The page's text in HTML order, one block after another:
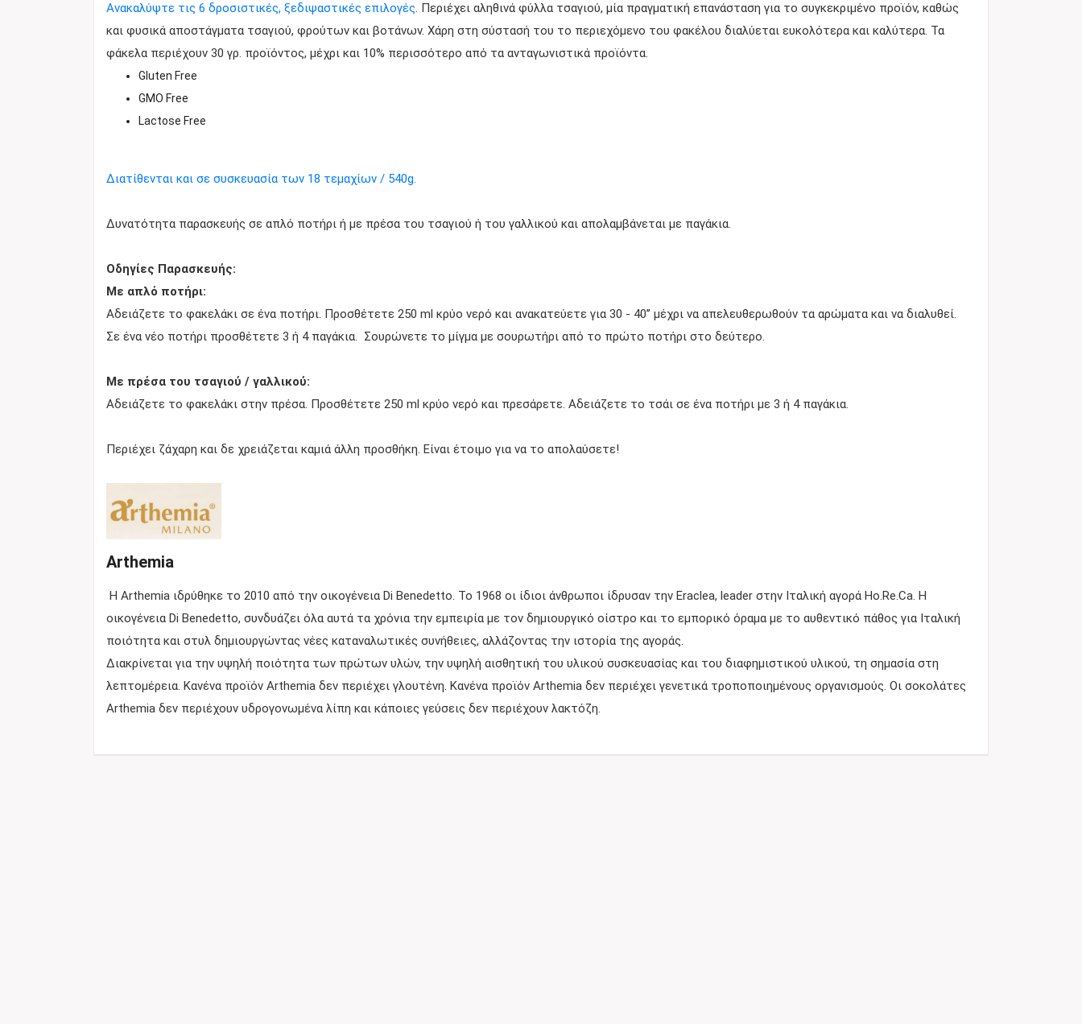
Ανακαλύψτε τις 6 δροσιστικές, ξεδιψαστικές επιλογές. Περιέχει αληθινά φύλλα τσαγιού, μία πραγματική επανάσταση για το συγκεκριμένο προϊόν, καθώς
και φυσικά αποστάγματα τσαγιού, φρούτων και βοτάνων. Χάρη στη σύστασή του το περιεχόμενο του φακέλου διαλύεται ευκολότερα και καλύτερα. Τα
φάκελα περιέχουν 30 γρ. προϊόντος, μέχρι και 10% περισσότερο από τα ανταγωνιστικά προϊόντα.
Gluten Free
GMO Free
Lactose Free
Διατίθενται και σε συσκευασία των 18 τεμαχίων / 540g.
Δυνατότητα παρασκευής σε απλό ποτήρι ή με πρέσα του τσαγιού ή του γαλλικού και απολαμβάνεται με παγάκια.
Οδηγίες Παρασκευής:
Με απλό ποτήρι:
Αδειάζετε το φακελάκι σε ένα ποτήρι. Προσθέτετε 250 ml κρύο νερό και ανακατεύετε για 30 - 40’’ μέχρι να απελευθερωθούν τα αρώματα και να διαλυθεί.
Σε ένα νέο ποτήρι προσθέτετε 3 ή 4 παγάκια. Σουρώνετε το μίγμα με σουρωτήρι από το πρώτο ποτήρι στο δεύτερο.
Με πρέσα του τσαγιού / γαλλικού:
Αδειάζετε το φακελάκι στην πρέσα. Προσθέτετε 250 ml κρύο νερό και πρεσάρετε. Αδειάζετε το τσάι σε ένα ποτήρι με 3 ή 4 παγάκια.
Περιέχει ζάχαρη και δε χρειάζεται καμιά άλλη προσθήκη. Είναι έτοιμο για να το απολαύσετε!
Arthemia
Η Arthemia ιδρύθηκε το 2010 από την οικογένεια Di Benedetto. Το 1968 οι ίδιοι άνθρωποι ίδρυσαν την Eraclea, leader στην Ιταλική αγορά Ho.Re.Ca. Η
οικογένεια Di Benedetto, συνδυάζει όλα αυτά τα χρόνια την εμπειρία με τον δημιουργικό οίστρο και το εμπορικό όραμα με το αυθεντικό πάθος για Ιταλική
ποιότητα και στυλ δημιουργώντας νέες καταναλωτικές συνήθειες, αλλάζοντας την ιστορία της αγοράς.
Διακρίνεται για την υψηλή ποιότητα των πρώτων υλών, την υψηλή αισθητική του υλικού συσκευασίας και του διαφημιστικού υλικού, τη σημασία στη
λεπτομέρεια. Κανένα προϊόν Arthemia δεν περιέχει γλουτένη. Κανένα προϊόν Arthemia δεν περιέχει γενετικά τροποποιημένους οργανισμούς. Οι σοκολάτες
Arthemia δεν περιέχουν υδρογονωμένα λίπη και κάποιες γεύσεις δεν περιέχουν λακτόζη.